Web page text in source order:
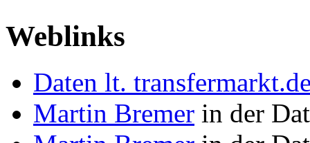
Weblinks
Daten lt.
Martin Bremer in der